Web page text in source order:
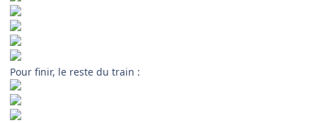
Pour finir, le reste du train :